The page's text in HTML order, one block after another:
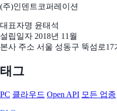
(주)인덴트코퍼레이션
대표자명 윤태석
설립일자 2018년 11월
본사 주소 서울 성동구 뚝섬로17
태그
PC 클라우드 Open API 모든 업종